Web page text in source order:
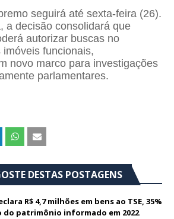
seguirá até sexta-feira (26).
a decisão consolidará que
autorizar buscas no
funcionais,
novo marco para investigações
parlamentares.
DESTAS POSTAGENS
R$ 4,7 milhões em bens ao TSE, 35%
do patrimônio informado em 2022